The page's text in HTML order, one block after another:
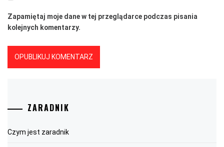
Zapamiętaj moje dane w tej przeglądarce podczas pisania
kolejnych komentarzy.
ZARADNIK
Czym jest zaradnik